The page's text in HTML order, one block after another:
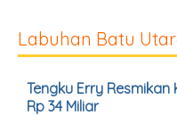
Labuhan Batu
Tengku Erry
Rp 34 Miliar